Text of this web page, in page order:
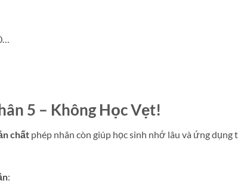
5 – Không Học Vẹt!
chất phép nhân còn giúp học sinh nhớ lâu và ứng dụng
: